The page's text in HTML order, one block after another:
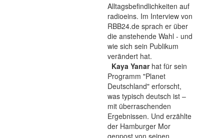
Alltagsbefindlichkeiten auf
radioeins. Im Interview von
RBB24.de sprach er über
die anstehende Wahl - und
wie sich sein Publikum
verändert hat.
Kaya Yanarhat für sein
Programm "Planet
Deutschland" erforscht,
was typisch deutsch ist –
mit überraschenden
Ergebnissen. Und erzählte
der Hamburger Mor
genpost von seinen